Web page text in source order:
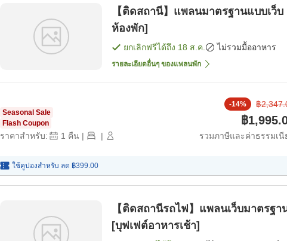
【ติดสถานี】แพลนมาตรฐานแบบเว็บ
ห้องพัก]
ยกเลิกฟรีได้ถึง 18 ส.ค. ไม่รวมมื้ออาหาร
รายละเอียดอื่นๆ ของแพลนพัก
Seasonal Sale
Flash Coupon
ราคาสำหรับ: 1 คืน | |
-14% ฿
฿
รวมภาษีและค่าธรรมเนี
ใช้คูปองสำหรับ ลด ฿399.00
【ติดสถานีรถไฟ】แพลนเว็บมาตรฐา
[บุฟเฟต์อาหารเช้า]